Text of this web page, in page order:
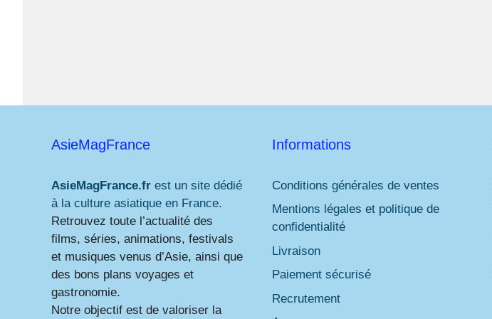
AsieMagFrance
AsieMagFrance.fr est un site dédié
à la culture asiatique en France.
Retrouvez toute l’actualité des
films, séries, animations, festivals
et musiques venus d’Asie, ainsi que
des bons plans voyages et
gastronomie.
Notre objectif est de valoriser la
Informations
Conditions générales de ventes
Mentions légales et politique de
confidentialité
Livraison
Paiement sécurisé
Recrutement